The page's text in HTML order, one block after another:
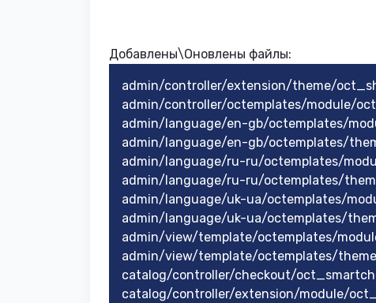
Добавлены\Оновлены файлы:​
admin/controller/extension/theme/
admin/controller/octemplates/module/
admin/language/en-gb/octemplates/
admin/language/en-gb/octemplates/
admin/language/ru-ru/octemplates/
admin/language/ru-ru/octemplates/
admin/language/uk-ua/octemplates/
admin/language/uk-ua/octemplates/
admin/view/template/octemplates/
admin/view/template/octemplates/
catalog/controller/checkout/
catalog/controller/extension/module/